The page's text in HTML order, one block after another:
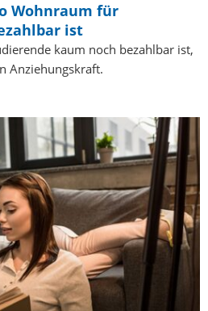
Wohnraum für
ist
kaum noch bezahlbar ist,
Anziehungskraft.